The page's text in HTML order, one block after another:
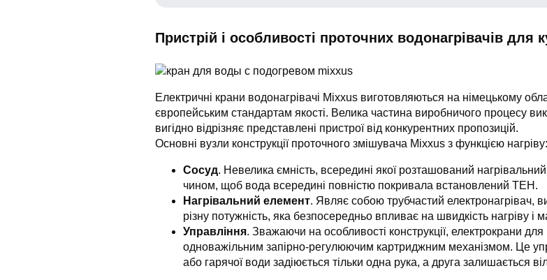
Пристрій і особливості проточних водонагрівачів для
Електричні крани водонагрівачі Mixxus виготовляються на німецькому
європейським стандартам якості. Велика частина виробничого процесу
вигідно відрізняє представлені пристрої від конкурентних пропозицій.
Основні вузли конструкції проточного змішувача Mixxus з функцією нагріву:
Сосуд. Невелика ємність, всередині якої розташований нагрівальний
чином, щоб вода всередині повністю покривала встановлений ТЕН.
Нагрівальний елемент. Являє собою трубчастий електронагрівач,
різну потужність, яка безпосередньо впливає на швидкість нагріву
Управління. Зважаючи на особливості конструкції, електрокрани
одноважільним запірно-регулюючим картриджним механізмом. Це
або гарячої води задіюється тільки одна рука, а друга залишається